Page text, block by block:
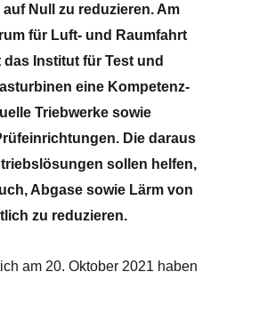
Null zu reduzieren. Am
für Luft- und Raumfahrt
Institut für Test und
eine Kompetenz-
Triebwerke sowie
Die daraus
sollen helfen,
Abgase sowie Lärm von
zu reduzieren.
am 20. Oktober 2021 haben
der Luftfahrt“